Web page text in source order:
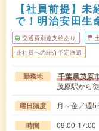
【社員前提】
で！明治安田生
交通費別途支給あり
正社員への紹介予定派遣
勤務地 千葉県茂原
茂原駅から
曜日頻度 月～金／週5
時間 09:00-17:00